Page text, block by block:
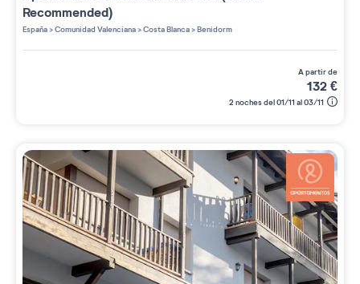
Recommended)
España>Comunidad Valenciana>Costa Blanca>Benidorm
a partir de
132€
2 noches del 01/11 al 03/11